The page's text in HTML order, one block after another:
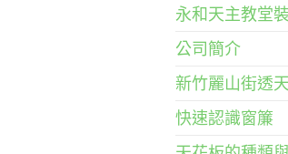
永和天主教堂
公司簡介
新竹麗山街透
快速認識窗簾